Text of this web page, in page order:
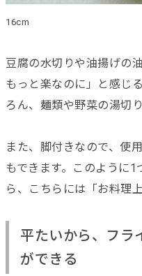
16cm
豆腐の水切りや油揚げの
もっと楽なのに」と感じ
ろん、麺類や野菜の湯切
また、脚付きなので、使
もできます。このように
ら、こちらには「お料理
平たいから、フラ
ができる